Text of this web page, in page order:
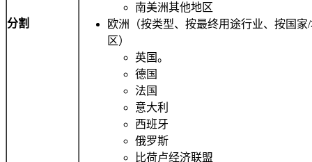
分割
南美洲其他地区
欧洲（按类型、按最终用途行业、按国家
区）
英国。
德国
法国
意大利
西班牙
俄罗斯
比荷卢经济联盟